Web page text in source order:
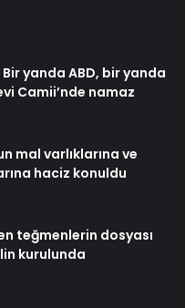
yanda ABD, bir yanda
Camii’nde namaz
mal varlıklarına ve
haciz konuldu
teğmenlerin dosyası
kurulunda